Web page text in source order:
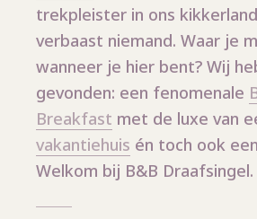
trekpleister in ons
verbaast niemand. Waar je
wanneer je hier bent? Wij
gevonden: een fenomenale
Breakfast met de luxe van
vakantiehuis én toch ook
Welkom bij B&B Draafsingel.